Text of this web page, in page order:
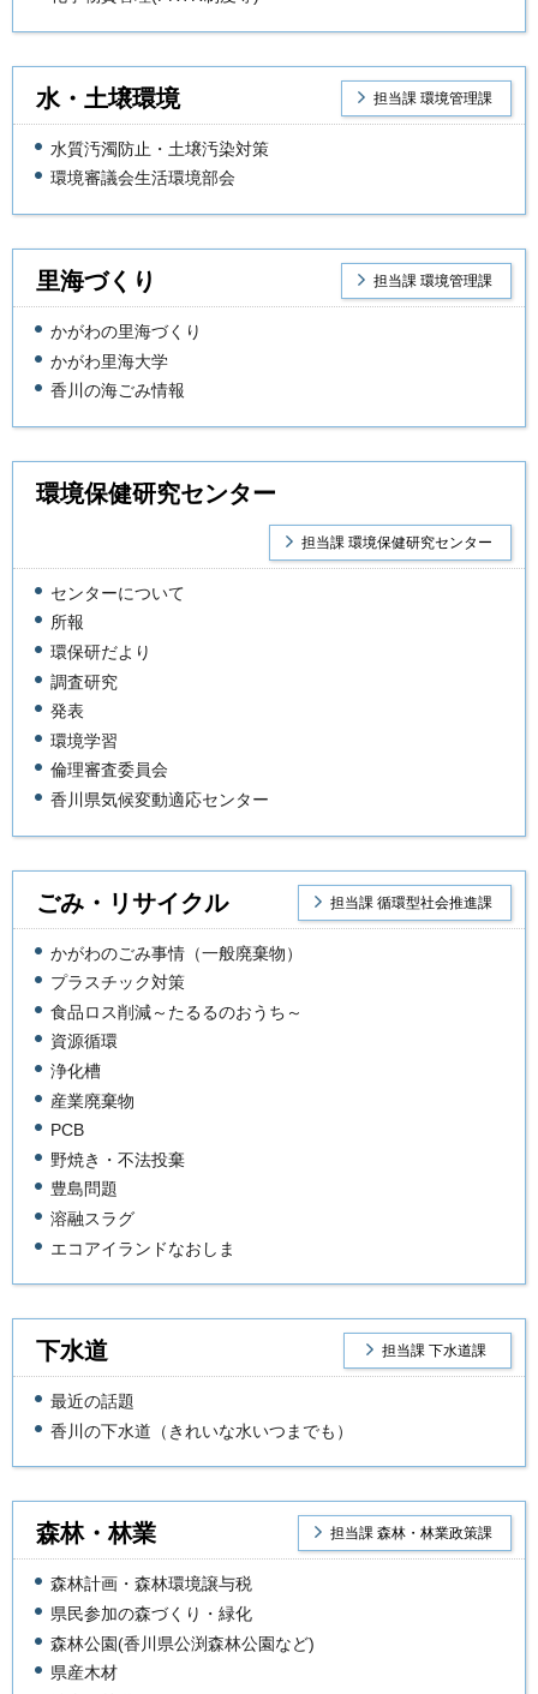
水・土壌環境 担当課 環境管理課
水質汚濁防止・土壌汚染対策
環境審議会生活環境部会
里海づくり 担当課 環境管理課
かがわの里海づくり
かがわ里海大学
香川の海ごみ情報
環境保健研究センター
担当課 環境保健研究センター
センターについて
所報
環保研だより
調査研究
発表
環境学習
倫理審査委員会
香川県気候変動適応センター
ごみ・リサイクル 担当課 循環型社会推進課
かがわのごみ事情（一般廃棄物）
プラスチック対策
食品ロス削減～たるるのおうち～
資源循環
浄化槽
産業廃棄物
PCB
野焼き・不法投棄
豊島問題
溶融スラグ
エコアイランドなおしま
下水道 担当課 下水道課
最近の話題
香川の下水道（きれいな水いつまでも）
森林・林業 担当課 森林・林業政策課
森林計画・森林環境譲与税
県民参加の森づくり・緑化
森林公園(香川県公渕森林公園など)
県産木材